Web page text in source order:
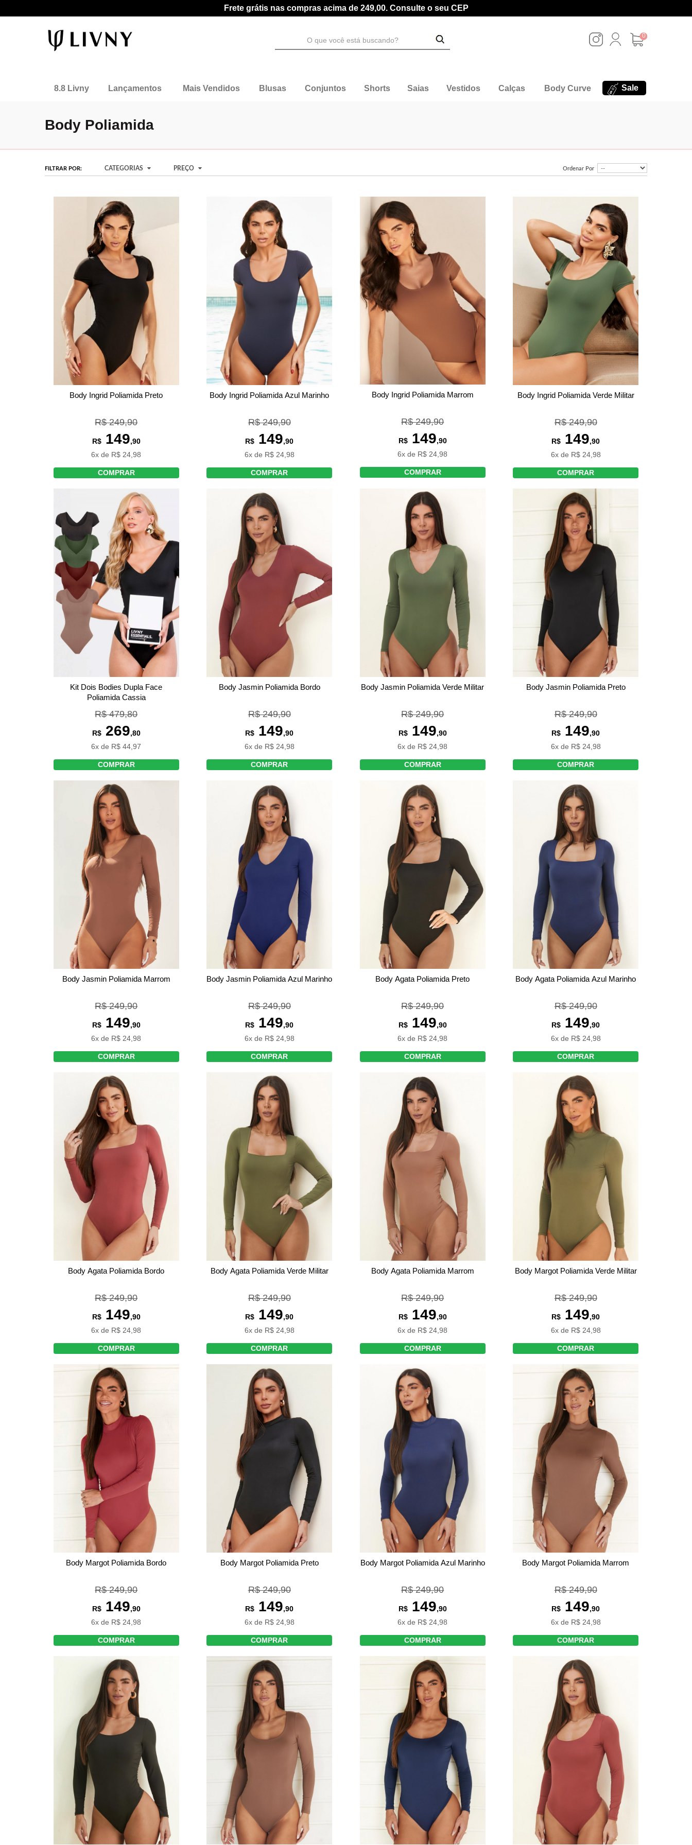
Frete grátis nas compras acima de 249,00. Consulte o seu CEP
0
8.8 Livny Lançamentos Mais Vendidos Blusas Conjuntos Shorts Saias Vestidos Calças Body Curve Sale
Body Poliamida
FILTRAR POR: CATEGORIAS PREÇO Ordenar Por
Body Ingrid Poliamida Preto
R$ 249,90
R$149,90
6x de R$ 24,98
COMPRAR
Body Ingrid Poliamida Azul Marinho
R$ 249,90
R$ 149,90
6x de R$ 24,98
COMPRAR
Body Ingrid Poliamida Marrom
R$ 249,90
R$149,90
6x de R$ 24,98
COMPRAR
Body Ingrid Poliamida Verde Militar
R$ 249,90
R$ 149,90
6x de R$ 24,98
COMPRAR
Kit Dois Bodies Dupla Face
Poliamida Cassia
R$ 479,80
R$269,80
6x de R$ 44,97
COMPRAR
Body Jasmin Poliamida Bordo
R$ 249,90
R$ 149,90
6x de R$ 24,98
COMPRAR
Body Jasmin Poliamida Verde Militar
R$ 249,90
R$149,90
6x de R$ 24,98
COMPRAR
Body Jasmin Poliamida Preto
R$ 249,90
R$ 149,90
6x de R$ 24,98
COMPRAR
Body Jasmin Poliamida Marrom
R$ 249,90
R$149,90
6x de R$ 24,98
COMPRAR
Body Jasmin Poliamida Azul Marinho
R$ 249,90
R$ 149,90
6x de R$ 24,98
COMPRAR
Body Agata Poliamida Preto
R$ 249,90
R$149,90
6x de R$ 24,98
COMPRAR
Body Agata Poliamida Azul Marinho
R$ 249,90
R$ 149,90
6x de R$ 24,98
COMPRAR
Body Agata Poliamida Bordo
R$ 249,90
R$149,90
6x de R$ 24,98
COMPRAR
Body Agata Poliamida Verde Militar
R$ 249,90
R$ 149,90
6x de R$ 24,98
COMPRAR
Body Agata Poliamida Marrom
R$ 249,90
R$149,90
6x de R$ 24,98
COMPRAR
Body Margot Poliamida Verde Militar
R$ 249,90
R$ 149,90
6x de R$ 24,98
COMPRAR
Body Margot Poliamida Bordo
R$ 249,90
R$149,90
6x de R$ 24,98
COMPRAR
Body Margot Poliamida Preto
R$ 249,90
R$ 149,90
6x de R$ 24,98
COMPRAR
Body Margot Poliamida Azul Marinho
R$ 249,90
R$149,90
6x de R$ 24,98
COMPRAR
Body Margot Poliamida Marrom
R$ 249,90
R$ 149,90
6x de R$ 24,98
COMPRAR